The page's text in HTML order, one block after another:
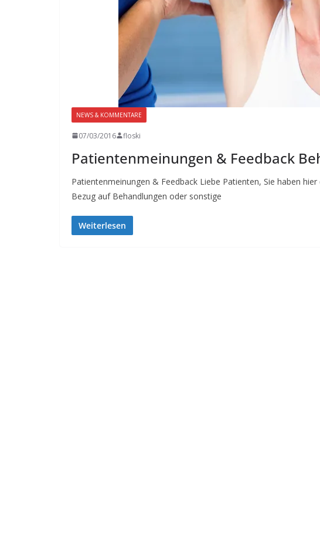
NEWS & KOMMENTARE
07/03/2016 floski
Patientenmeinungen & Feedback
Patientenmeinungen & Feedback Liebe Patienten, Sie haben
Bezug auf Behandlungen oder sonstige
Weiterlesen